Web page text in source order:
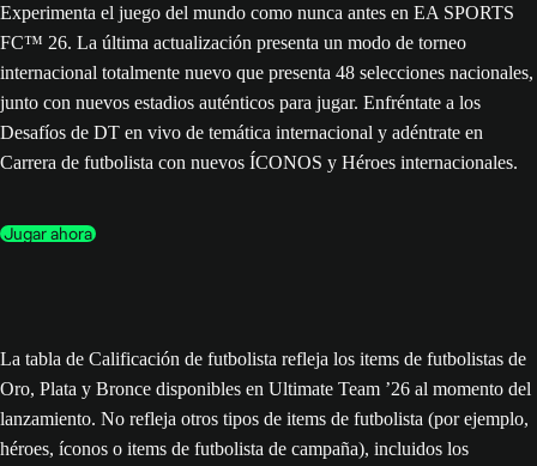
Experimenta el juego del mundo como nunca antes en EA SPORTS
FC™ 26. La última actualización presenta un modo de torneo
internacional totalmente nuevo que presenta 48 selecciones nacionales,
junto con nuevos estadios auténticos para jugar. Enfréntate a los
Desafíos de DT en vivo de temática internacional y adéntrate en
Carrera de futbolista con nuevos ÍCONOS y Héroes internacionales.
Jugar ahora
La tabla de Calificación de futbolista refleja los items de futbolistas de
Oro, Plata y Bronce disponibles en Ultimate Team ’26 al momento del
lanzamiento. No refleja otros tipos de items de futbolista (por ejemplo,
héroes, íconos o items de futbolista de campaña), incluidos los